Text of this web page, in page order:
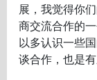
展，我觉得你
商交流合作的
以多认识一些
谈合作，也是